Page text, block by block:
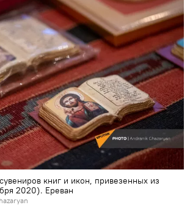
книг и икон, привезенных из
2020). Еревaн